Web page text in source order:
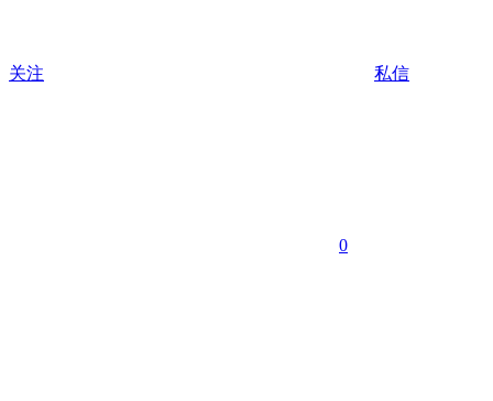
关注 私信
0